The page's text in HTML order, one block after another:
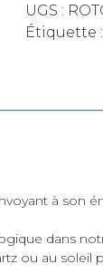
UGS :
Étiquette :
à son
dans
ou au soleil